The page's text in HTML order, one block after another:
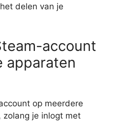
delen van je
account
apparaten
op meerdere
zolang je inlogt met